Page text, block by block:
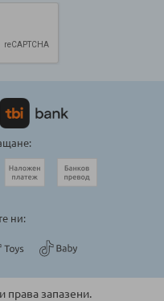
ни:
права запазени.